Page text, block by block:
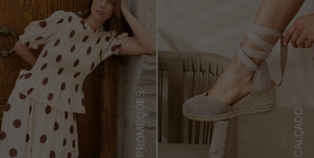
PROMOÇÕES CALÇADO